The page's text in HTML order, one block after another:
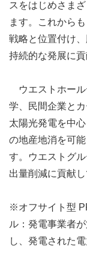
スをはじめさま
ます。これから
戦略と位置付け
持続的な発展に貢
ウエストホール
学、民間企業と
太陽光発電を中
の地産地消を可
す。ウエストグ
出量削減に貢献し
※オフサイト型
ル：発電事業者
し、発電された